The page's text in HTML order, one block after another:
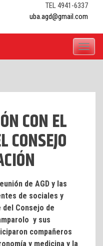
TEL 4941-6337
uba.agd@gmail.com
Toggle
CON EL
CONSEJO
de AGD y las
de sociales y
Consejo de
y sus
compañeros
y medicina y la